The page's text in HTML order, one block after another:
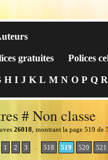
gratuites Polices
H I J K L M N O P Q R
# Non classe
26018 , montrant la page 519 de
1 2 3 518 519 520 521